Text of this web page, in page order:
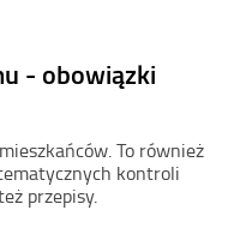
- obowiązki
To również
kontroli
przepisy.